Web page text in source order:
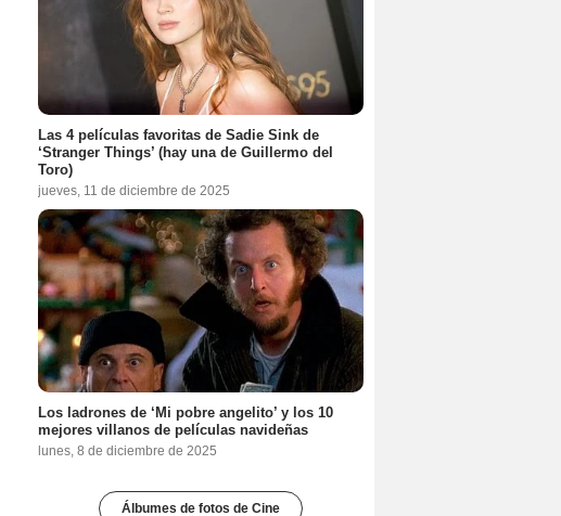
Las 4 películas favoritas de Sadie Sink de
‘Stranger Things’ (hay una de Guillermo del
Toro)
jueves, 11 de diciembre de 2025
Los ladrones de ‘Mi pobre angelito’ y los 10
mejores villanos de películas navideñas
lunes, 8 de diciembre de 2025
Álbumes de fotos de Cine